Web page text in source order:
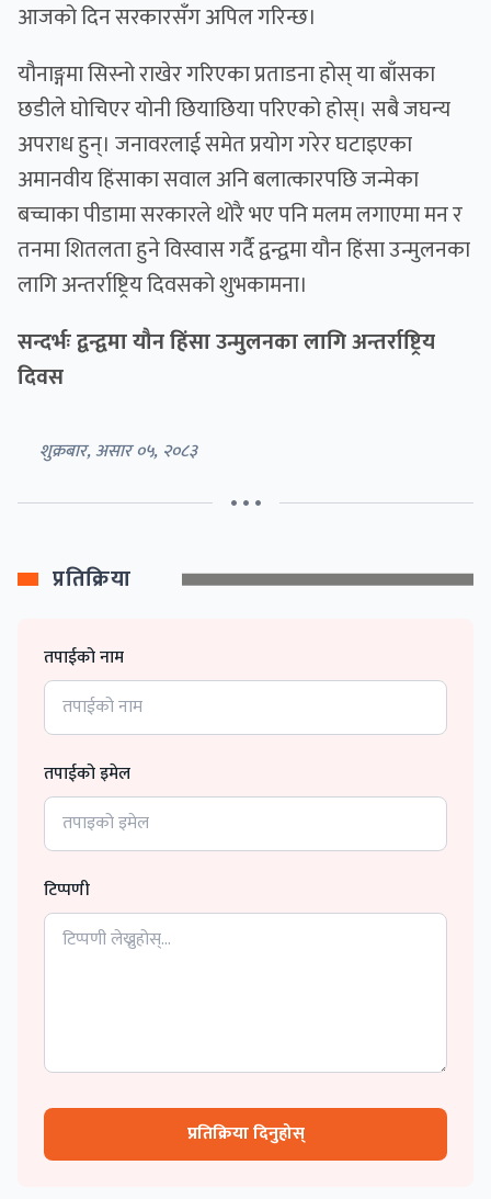
आजको दिन सरकारसँग अपिल गरिन्छ।
यौनाङ्गमा सिस्नो राखेर गरिएका प्रताडना होस् या बाँसका
छडीले घोचिएर योनी छियाछिया परिएको होस्। सबै जघन्य
अपराध हुन्। जनावरलाई समेत प्रयोग गरेर घटाइएका
अमानवीय हिंसाका सवाल अनि बलात्कारपछि जन्मेका
बच्चाका पीडामा सरकारले थोरै भए पनि मलम लगाएमा मन र
तनमा शितलता हुने विस्वास गर्दै द्वन्द्वमा यौन हिंसा उन्मुलनका
लागि अन्तर्राष्ट्रिय दिवसको शुभकामना।
सन्दर्भः द्वन्द्वमा यौन हिंसा उन्मुलनका लागि अन्तर्राष्ट्रिय
दिवस
शुक्रबार, असार ०५, २०८३
• • •
प्रतिक्रिया
तपाईको नाम
तपाईको इमेल
टिप्पणी
प्रतिक्रिया दिनुहोस्